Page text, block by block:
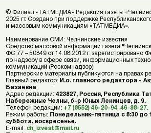
© Филиал «ТАТМЕДИА» Редакция газеты
2025 гг. Создано при поддержке
и массовым коммуникациям «ТАТМЕДИА».
Наименование СМИ: Челнинские известия
Средство массовой информации газета
ФС 77 – 50849 от 14.08.2012 г. зарегистрировано
по надзору в сфере связи, информационных
коммуникаций (Роскомнадзор)
Партнерские материалы публикуются на правах
Главный редактор: И.о. главного редактора -
Базаевна
Адрес редакции: 423827, Россия, Республика
Набережные Челны, б-р Юных Ленинцев, д. 9.
Телефон редакции: +7 (8552) 46-20-94 46-88-27
Режим работы: Понедельник–пятница с 8:30 до
суббота, воскресенье.
E-mail: ch_izvest@mail.ru